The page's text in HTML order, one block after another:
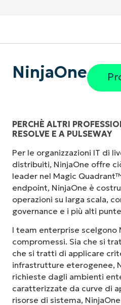
NinjaOne
PERCHÈ ALTRI
RESOLVE E A PULSEWAY
Per le organizzazioni IT di
distribuiti, NinjaOne offre
leader nel Magic
endpoint, NinjaOne è
operazioni su larga scala,
governance e i più alti
I team enterprise scelgono
compromessi. Sia che si
che si tratti di applicare
infrastrutture eterogenee,
richieste dagli ambienti
caratterizzate da curve di
risorse di sistema,
"Prima
NinjaOne
le nostre
Ernie Turner
Direttore IT